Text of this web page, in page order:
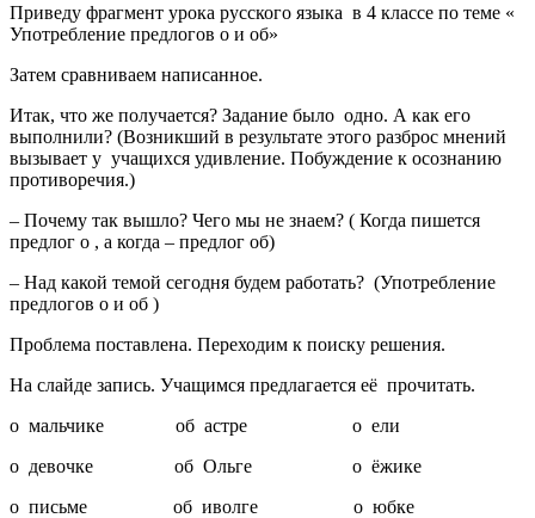
Приведу фрагмент урока русского языка в 4 классе по теме «
Употребление предлогов о и об»
Затем сравниваем написанное.
Итак, что же получается? Задание было одно. А как его
выполнили? (Возникший в результате этого разброс мнений
вызывает у учащихся удивление. Побуждение к осознанию
противоречия.)
– Почему так вышло? Чего мы не знаем? ( Когда пишется
предлог о , а когда – предлог об)
– Над какой темой сегодня будем работать? (Употребление
предлогов о и об )
Проблема поставлена. Переходим к поиску решения.
На слайде запись. Учащимся предлагается её прочитать.
о мальчике об астре о ели
о девочке об Ольге о ёжике
о письме об иволге о юбке